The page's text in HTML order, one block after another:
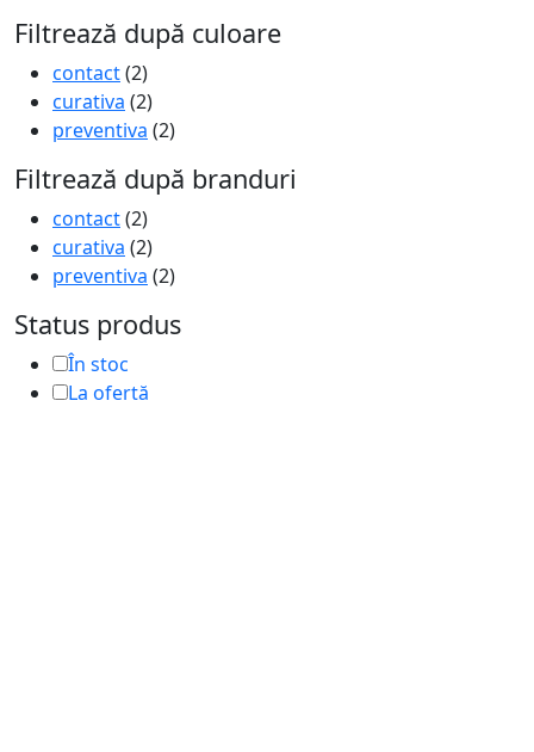
Filtrează după culoare
contact(2)
curativa (2)
preventiva (2)
Filtrează după branduri
contact(2)
curativa (2)
preventiva (2)
Status produs
În stoc
La ofertă